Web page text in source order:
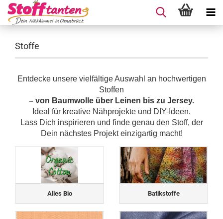
Stoffe
Entdecke unsere vielfältige Auswahl an hochwertigen
Stoffen
– von Baumwolle über Leinen bis zu Jersey.
Ideal für kreative Nähprojekte und DIY-Ideen.
Lass Dich inspirieren und finde genau den Stoff, der
Dein nächstes Projekt einzigartig macht!
Alles Bio Batikstoffe